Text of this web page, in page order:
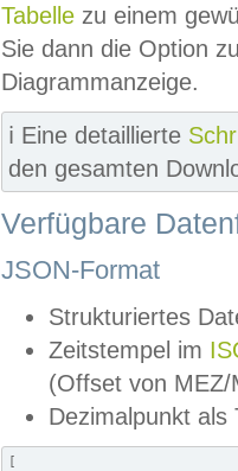
Tabelle zu einem
Sie dann die Option
Diagrammanzeige.
ℹ️ Eine detaillierte
den gesamten
Verfügbare
JSON-Format
Strukturiertes
Zeitstempel im
(Offset von MEZ/
Dezimalpunkt als
[